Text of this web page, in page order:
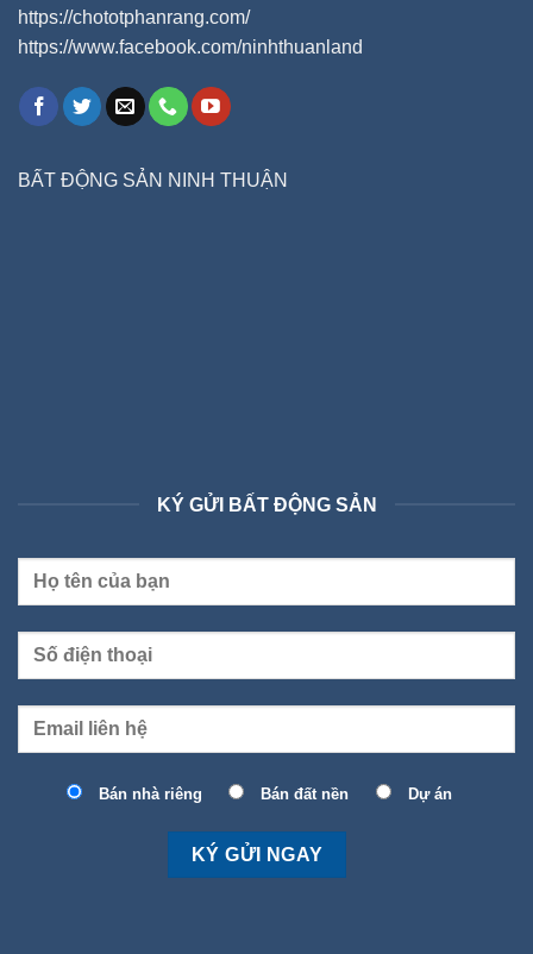
https://chototphanrang.com/
https://www.facebook.com/ninhthuanland
BẤT ĐỘNG SẢN NINH THUẬN
KÝ GỬI BẤT ĐỘNG SẢN
Bán nhà riêng Bán đất nền Dự án